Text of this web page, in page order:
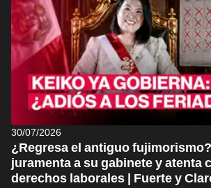
30/07/2026
¿Regresa el antiguo
juramenta a su gabinete y atenta
derechos laborales | Fuerte y